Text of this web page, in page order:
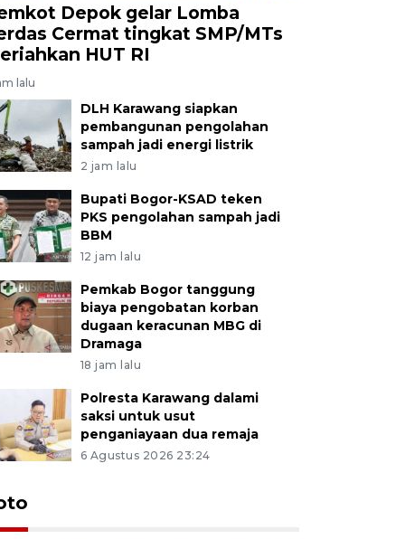
Depok gelar Lomba
Cermat tingkat SMP/MTs
HUT RI
lalu
DLH Karawang siapkan
pembangunan pengolahan
sampah jadi energi listrik
2 jam lalu
Bupati Bogor-KSAD teken
PKS pengolahan sampah jadi
BBM
12 jam lalu
Pemkab Bogor tanggung
biaya pengobatan korban
dugaan keracunan MBG di
Dramaga
18 jam lalu
Polresta Karawang dalami
saksi untuk usut
penganiayaan dua remaja
6 Agustus 2026 23:24